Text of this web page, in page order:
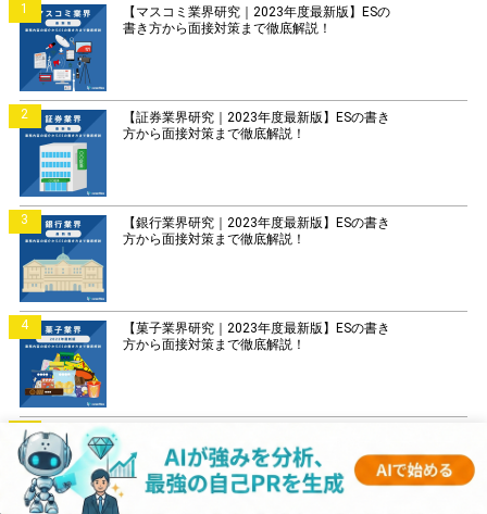
1
【マスコミ業界研究｜2023年度最新版】ESの
書き方から面接対策まで徹底解説！
2
【証券業界研究｜2023年度最新版】ESの書き
方から面接対策まで徹底解説！
3
【銀行業界研究｜2023年度最新版】ESの書き
方から面接対策まで徹底解説！
4
【菓子業界研究｜2023年度最新版】ESの書き
方から面接対策まで徹底解説！
5
から面接対策まで徹底解説！